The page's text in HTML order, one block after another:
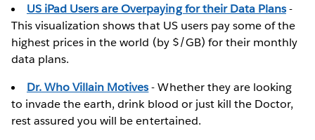
US iPad Users are Overpaying for their Data Plans-
This visualization shows that US users pay some of the
highest prices in the world (by $/GB) for their monthly
data plans.
Dr. Who Villain Motives- Whether they are looking
to invade the earth, drink blood or just kill the Doctor,
rest assured you will be entertained.